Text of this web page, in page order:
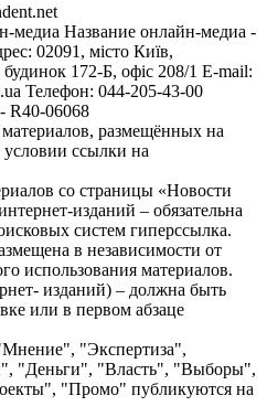
медиа Название онлайн-медиа -
02091, місто Київ,
172-Б, офіс 208/1 E-mail:
Телефон: 044-205-43-00
R40-06068
размещённых на
условии ссылки на
со страницы «Новости
изданий – обязательна
систем гиперссылка.
в независимости от
использования материалов.
изданий) – должна быть
или в первом абзаце
"Экспертиза",
"Деньги", "Власть", "Выборы",
"Промо" публикуются на